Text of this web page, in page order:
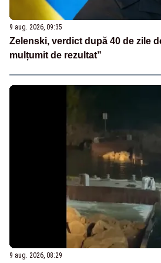
9 aug. 2026, 09:35
Zelenski, verdict după 40 de zile
mulțumit de rezultat”
9 aug. 2026, 08:29